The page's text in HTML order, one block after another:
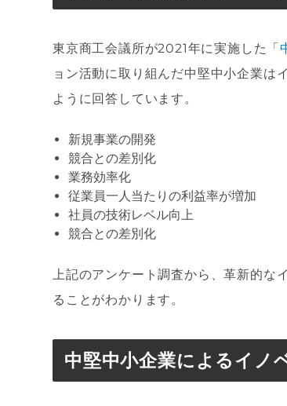
東京商工会議所が2021年に実施した「
ョン活動に取り組んだ中堅中小企業は
ように回答しています。
新規事業の開発
競合との差別化
業務効率化
従業員一人当たりの利益率が増加
社員の技術レベル向上
競合との差別化
上記のアンケート調査から、革新的な
ることがわかります。
中堅中小企業によるイノ